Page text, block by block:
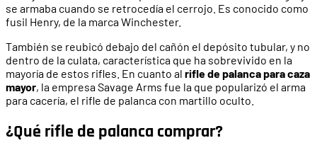
se armaba cuando se retrocedía el cerrojo. Es conocido como
fusil Henry, de la marca Winchester.
También se reubicó debajo del cañón el depósito tubular, y no
dentro de la culata, característica que ha sobrevivido en la
mayoría de estos rifles. En cuanto al rifle de palanca para caza
mayor, la empresa Savage Arms fue la que popularizó el arma
para cacería, el rifle de palanca con martillo oculto.
¿Qué rifle de palanca comprar?